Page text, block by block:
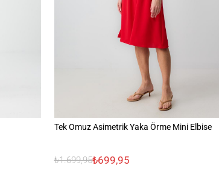
Tek Omuz Asimetrik Yaka Örme Mini Elbise
₺1.699,95₺699,95